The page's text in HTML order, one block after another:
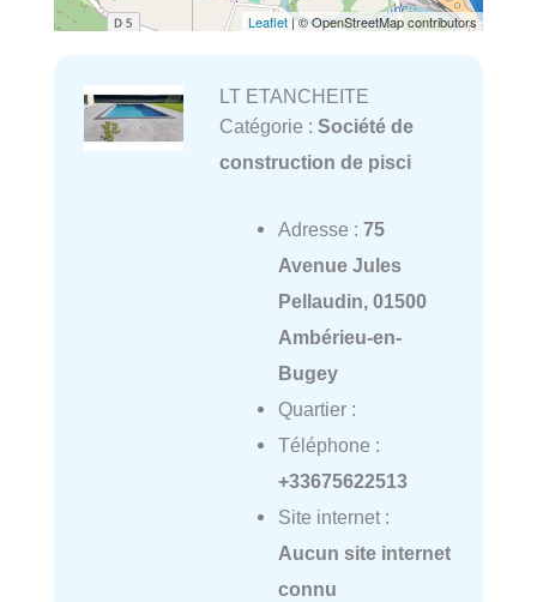
Leaflet| © OpenStreetMap contributors
LT ETANCHEITE
Catégorie : Société de
construction de pisci
Adresse : 75
Avenue Jules
Pellaudin, 01500
Ambérieu-en-
Bugey
Quartier :
Téléphone :
+33675622513
Site internet :
Aucun site internet
connu